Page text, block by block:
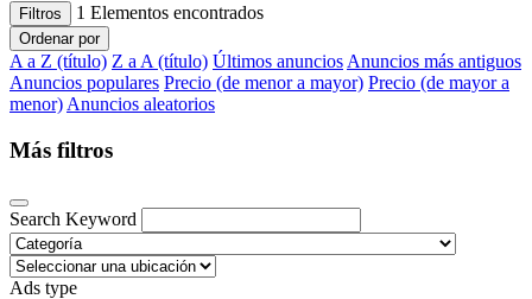
Filtros 1 Elementos encontrados
Ordenar por
A a Z (título) Z a A (título) Últimos anuncios Anuncios más antiguos
Anuncios populares Precio (de menor a mayor) Precio (de mayor a
menor) Anuncios aleatorios
Más filtros
Search Keyword
Ads type